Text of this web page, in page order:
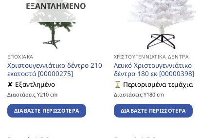
ΕΞΑΝΤΛΗΜΈΝΟ
ΕΠΟΧΙΑΚΆ
Χριστουγεννιάτικο δέντρο 210
εκατοστά [00000275]
✘ Εξαντλημένο
Διαστάσεις Υ210 cm
ΔΙΑΒΆΣΤΕ ΠΕΡΙΣΣΌΤΕΡΑ
ΧΡΙΣΤΟΥΓΕΝΝΙΆΤΙΚΑ ΔΈΝΤΡΑ
Λευκό Χριστουγεννιάτικο
δέντρο 180 εκ [00000398]
Περιορισμένα τεμάχια
Διαστάσεις:Υ180 cm
ΔΙΑΒΆΣΤΕ ΠΕΡΙΣΣΌΤΕΡΑ